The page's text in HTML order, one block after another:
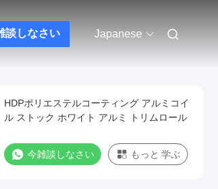
談しなさい Japanese
HDPポリエステルコーティング アルミコイ
ル ストック ホワイト アルミ トリムロール
今雑談しなさい もっと 学ぶ